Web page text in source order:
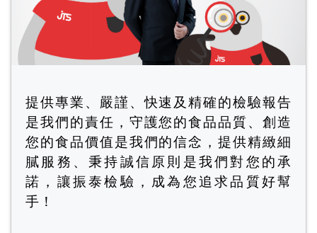
提供專業、嚴謹、快速及精確的檢驗報告
是我們的責任，守護您的食品品質、創造
您的食品價值是我們的信念，提供精緻細
膩服務、秉持誠信原則是我們對您的承
諾，讓振泰檢驗，成為您追求品質好幫
手！